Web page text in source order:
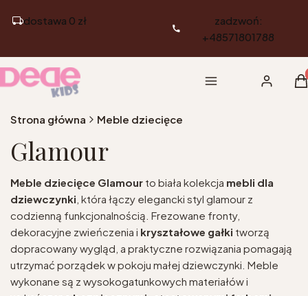
dostawa 0 zł
zadzwoń:
+48571801788
Menu Zaloguj się
Strona główna Meble dziecięce
Glamour
Meble dziecięce Glamour to biała kolekcja mebli dla
dziewczynki , która łączy elegancki styl glamour z
codzienną funkcjonalnością. Frezowane fronty,
dekoracyjne zwieńczenia i kryształowe gałki tworzą
dopracowany wygląd, a praktyczne rozwiązania pomagają
utrzymać porządek w pokoju małej dziewczynki. Meble
wykonane są z wysokogatunkowych materiałów i